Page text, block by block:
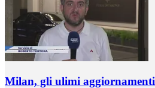
Milan, gli ulimi aggiornamenti